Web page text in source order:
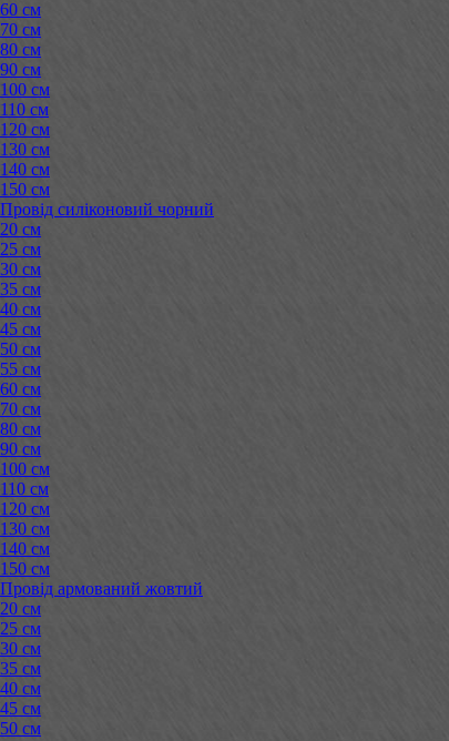
60 см
70 см
80 см
90 см
100 см
110 см
120 см
130 см
140 см
150 см
Провід силіконовий чорний
20 см
25 см
30 см
35 см
40 см
45 см
50 см
55 см
60 см
70 см
80 см
90 см
100 см
110 см
120 см
130 см
140 см
150 см
Провід армований жовтий
20 см
25 см
30 см
35 см
40 см
45 см
50 см